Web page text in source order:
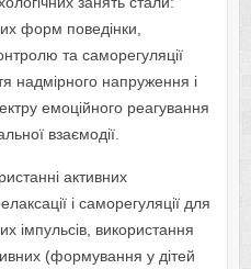
форм поведінки,
та саморегуляції
надмірного напруження і
емоційного реагування
взаємодії.
активних
і саморегуляції для
імпульсів, використання
(формування у дітей